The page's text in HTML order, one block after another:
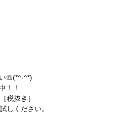
☏(*^-^*)
！！
税抜き］
しください。